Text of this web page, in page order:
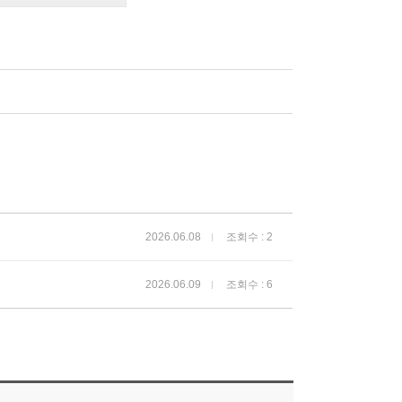
2026.06.08 조회수 : 2
2026.06.09 조회수 : 6